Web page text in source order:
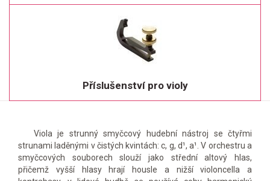
Příslušenství pro violy
Viola je strunný smyčcový hudební nástroj se čtyřmi
strunami laděnými v čistých kvintách: c, g, d¹, a¹. V orchestru a
smyčcových souborech slouží jako střední altový hlas,
přičemž vyšší hlasy hrají housle a nižší violoncella a